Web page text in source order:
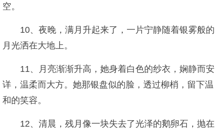
空。
10、夜晚，满月升起来了，一片宁静随着银雾般的
月光洒在大地上。
11、月亮渐渐升高，她身着白色的纱衣，娴静而安
详，温柔而大方。她那银盘似的脸，透过柳梢，留下温
和的笑容。
12、清晨，残月像一块失去了光泽的鹅卵石，抛在